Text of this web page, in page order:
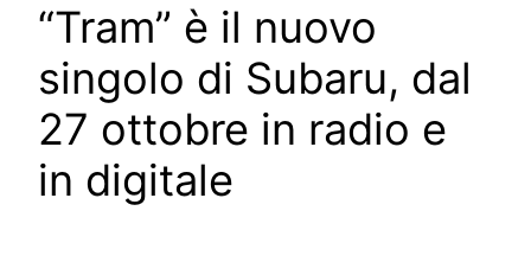
“Tram” è il nuovo
singolo di Subaru, dal
27 ottobre in radio e
in digitale